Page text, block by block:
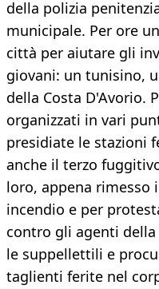
della polizia
municipale. Per ore
città per aiutare gli
giovani: un tunisino,
della Costa D'Avorio.
organizzati in vari
presidiate le stazioni
anche il terzo
loro, appena rimesso
incendio e per
contro gli agenti
le suppellettili e
taglienti ferite nel